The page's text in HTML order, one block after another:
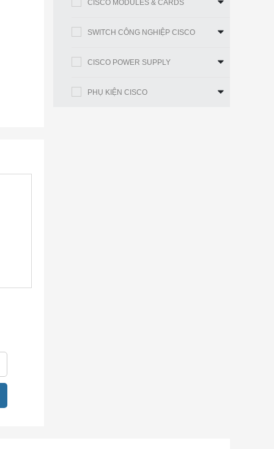
cáp
tiêu
nối
bộ
CISCO MODULES & CARDS
SWITCH CÔNG NGHIỆP CISCO
CISCO POWER SUPPLY
PHỤ KIỆN CISCO